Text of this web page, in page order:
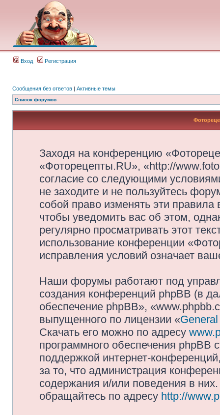
Вход Регистрация
Сообщения без ответов | Активные темы
Список форумов
Заходя на конференцию
«Фоторецепты.RU», «http://
согласие со следующими
не заходите и не пользуйтесь
собой право изменять эти
чтобы уведомить вас об этом,
регулярно просматривать этот
использование конференции
исправления условий означает
Наши форумы работают под
создания конференций phpBB (в
обеспечение phpBB»,
выпущенного по лицензии «
Скачать его можно по адресу
программного обеспечения phpBB
поддержкой интернет-
за то, что администрация
содержания и/или поведения в
обращайтесь по адресу http://